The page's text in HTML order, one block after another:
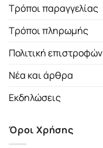
Τρόποι παραγγελίας
Τρόποι πληρωμής
Πολιτική επιστροφών
Νέα και άρθρα
Εκδηλώσεις
Όροι Χρήσης